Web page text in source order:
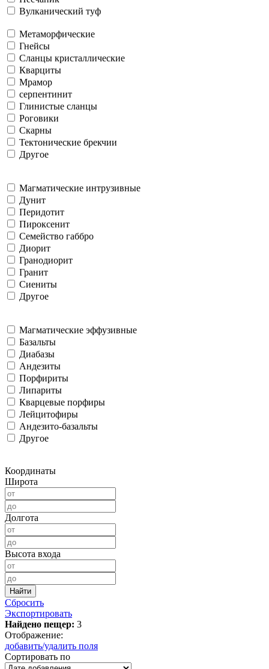
Вулканический туф
Метаморфические
Гнейсы
Сланцы кристаллические
Кварциты
Мрамор
серпентинит
Глинистые сланцы
Роговики
Скарны
Тектонические брекчии
Другое
Магматические интрузивные
Дунит
Перидотит
Пироксенит
Семейство габбро
Диорит
Гранодиорит
Гранит
Сиениты
Другое
Магматические эффузивные
Базальты
Диабазы
Андезиты
Порфириты
Липариты
Кварцевые порфиры
Лейцитофиры
Андезито-базальты
Другое
Координаты
Широта
Долгота
Высота входа
Сбросить
Экспортировать
Найдено пещер: 3
Отображение:
добавить/удалить поля
Сортировать по